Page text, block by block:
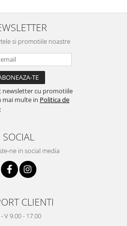
si promotiile noastre
newsletter cu promotiile
mai multe in Politica de
SOCIAL
ne in social media
CLIENTI
- V 9.00 - 17.00